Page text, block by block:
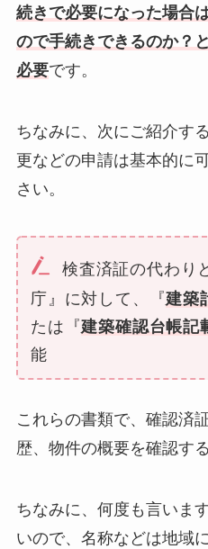
続きで必要になった場合
ので手続きできるのか？
必要です。
ちなみに、次にご紹介す
更などの申請は基本的に
さい。
検査済証の代わり
庁』に対して、『建築
たは『建築確認台帳記
能
これらの書類で、確認済
歴、物件の概要を確認す
ちなみに、何度も言いま
いので、名称などは地域